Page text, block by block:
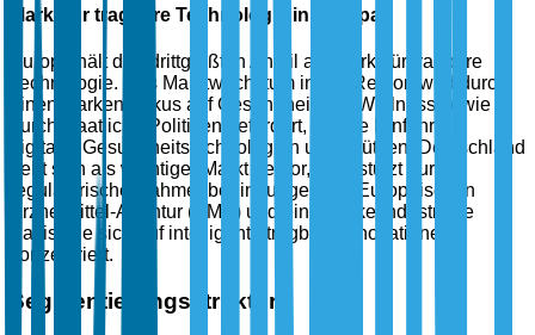
Markt für tragbare Technologie in Europa
Europa hält den drittgrößten Anteil am Markt für tragbare
Technologie. Das Marktwachstum in der Region wird durch
einen starken Fokus auf Gesundheit und Wellness sowie
durch staatliche Politiken gefördert, die die Einführung
digitaler Gesundheitstechnologien unterstützen. Deutschland
hebt sich als wichtiger Markt hervor, unterstützt durch
regulatorische Rahmenbedingungen der Europäischen
Arzneimittel-Agentur (EMA) und eine starke industrielle
Basis, die sich auf intelligente tragbare Innovationen
konzentriert.
Segmentierungsstruktur